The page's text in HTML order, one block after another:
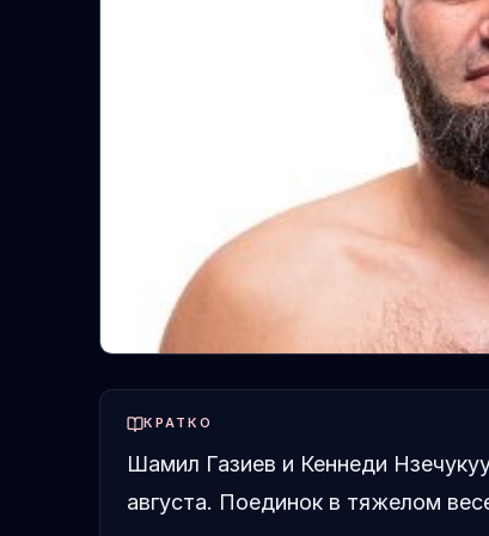
КРАТКО
Шамил Газиев и Кеннеди
августа. Поединок в тяжелом